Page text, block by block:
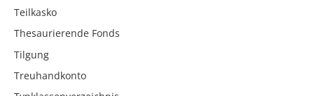
Teilkasko
Thesaurierende Fonds
Tilgung
Treuhandkonto